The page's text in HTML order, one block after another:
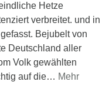
Hetze
verbreitet. und in
Bejubelt von
Deutschland aller
Volk gewählten
auf die… Mehr